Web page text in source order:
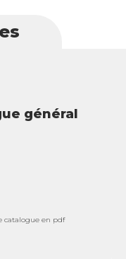
général
catalogue en pdf